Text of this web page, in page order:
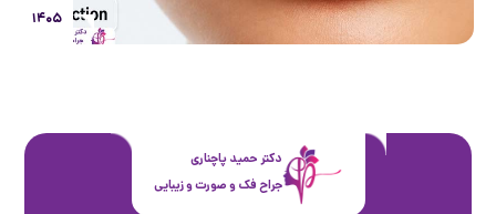
۱۴۰۵
دکتر حمید پاچناری
جراح فک و صورت و زیبایی